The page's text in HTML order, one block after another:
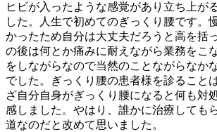
ヒビが入ったような感覚があり立ち上が
した。人生で初めてのぎっくり腰です。
かったため自分は大丈夫だろうと高を括
の後は何とか痛みに耐えながら業務をこ
をしながらなので当然のことながらなか
でした。ぎっくり腰の患者様を診ること
ざ自分自身がぎっくり腰になると何も対
感しました。やはり、誰かに治療しても
道なのだと改めて思いました。